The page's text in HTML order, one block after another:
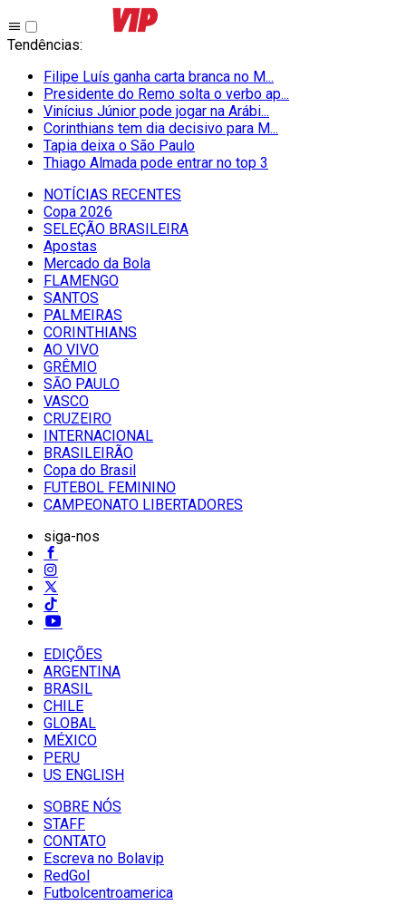
Tendências:
Filipe Luís ganha carta branca no M...
Presidente do Remo solta o verbo ap...
Vinícius Júnior pode jogar na Arábi...
Corinthians tem dia decisivo para M...
Tapia deixa o São Paulo
Thiago Almada pode entrar no top 3
NOTÍCIAS RECENTES
Copa 2026
SELEÇÃO BRASILEIRA
Apostas
Mercado da Bola
FLAMENGO
SANTOS
PALMEIRAS
CORINTHIANS
AO VIVO
GRÊMIO
SĀO PAULO
VASCO
CRUZEIRO
INTERNACIONAL
BRASILEIRÃO
Copa do Brasil
FUTEBOL FEMININO
CAMPEONATO LIBERTADORES
siga-nos
EDIÇÕES
ARGENTINA
BRASIL
CHILE
GLOBAL
MÉXICO
PERU
US ENGLISH
SOBRE NÓS
STAFF
CONTATO
Escreva no Bolavip
RedGol
Futbolcentroamerica